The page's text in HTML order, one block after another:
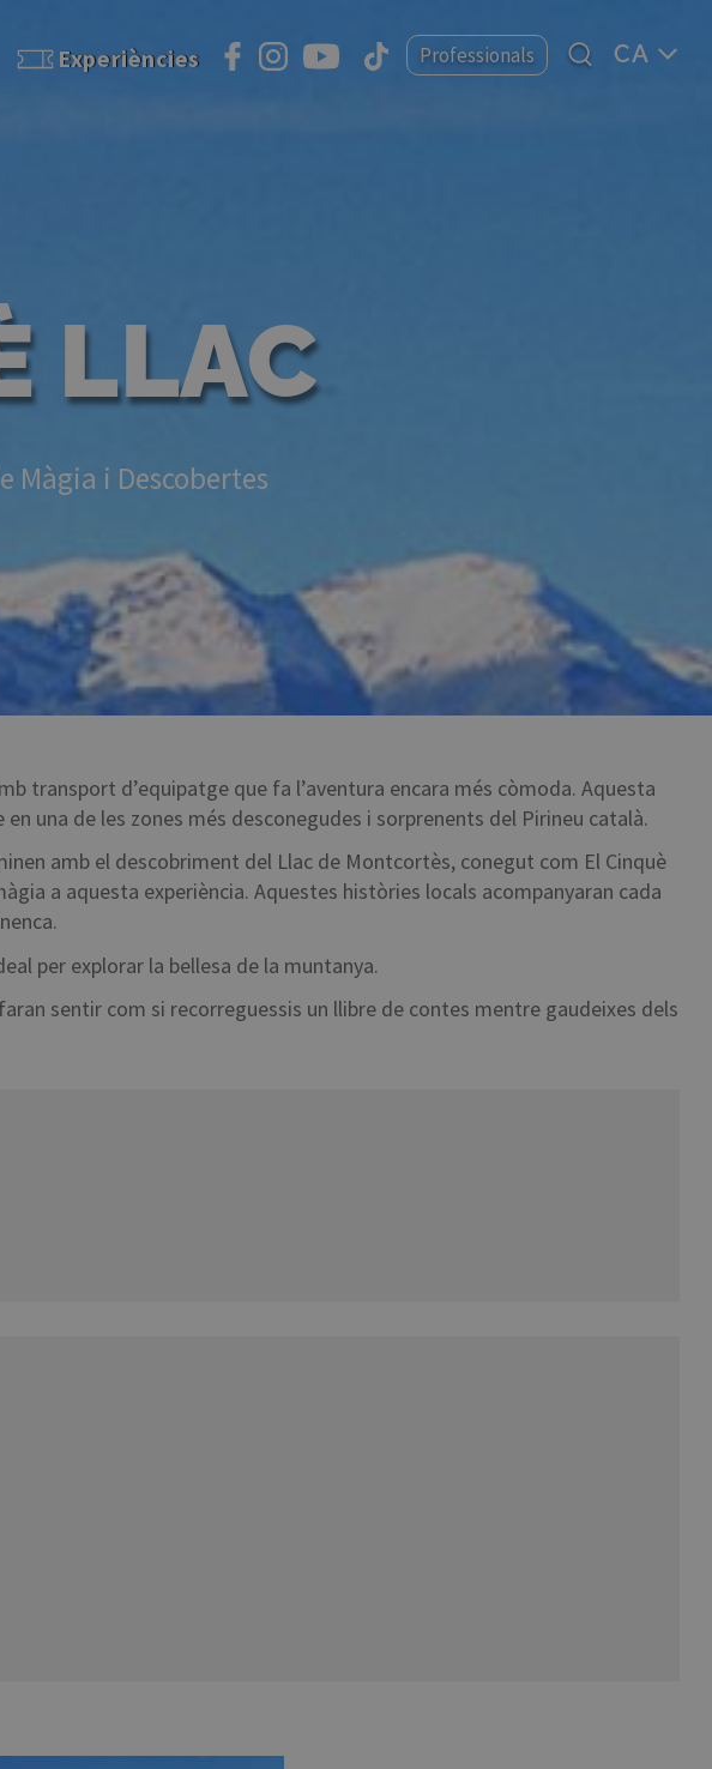
Experiències Professionals
Select
your
LLAC
Màgia i Descobertes
transport d’equipatge que fa l’aventura encara més còmoda. Aquesta
una de les zones més desconegudes i sorprenents del Pirineu català.
amb el descobriment del Llac de Montcortès, conegut com El Cinquè
a aquesta experiència. Aquestes històries locals acompanyaran cada
per explorar la bellesa de la muntanya.
sentir com si recorreguessis un llibre de contes mentre gaudeixes dels